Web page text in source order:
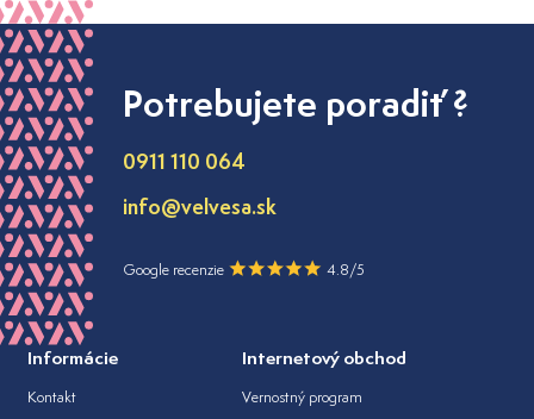
Potrebujete poradiť ?
0911 110 064
info@velvesa.sk
Google recenzie 4.8/5
Informácie
Kontakt
Internetový obchod
Vernostný program